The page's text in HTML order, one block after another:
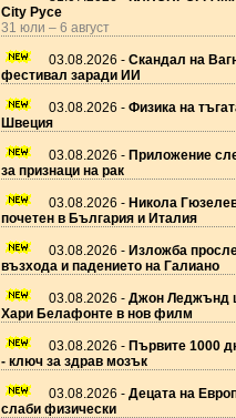
City Русе
31 юли – 6 август
03.08.2026 - Скандал на
фестивал заради ИИ
03.08.2026 - Физика на
Швеция
03.08.2026 - Приложение
за признаци на рак
03.08.2026 - Никола
почетен в България и Италия
03.08.2026 - Изложба
възхода и падението на Галиано
03.08.2026 - Джон Леджънд
Хари Белафонте в нов филм
03.08.2026 - Първите 1000
- ключ за здрав мозък
03.08.2026 - Децата на
слаби физически